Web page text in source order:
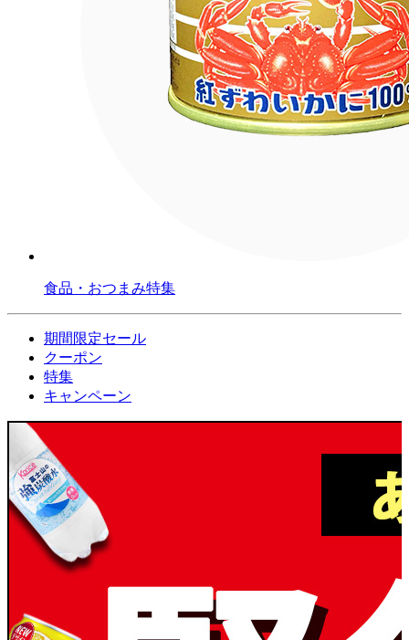
食品・おつまみ特集
期間限定セール
クーポン
特集
キャンペーン